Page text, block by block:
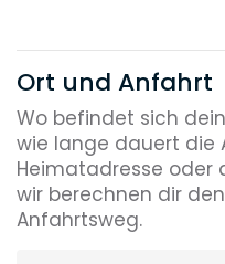
Ort und Anfahrt
Wo befindet sich
wie lange dauert die
Heimatadresse oder
wir berechnen dir
Anfahrtsweg.